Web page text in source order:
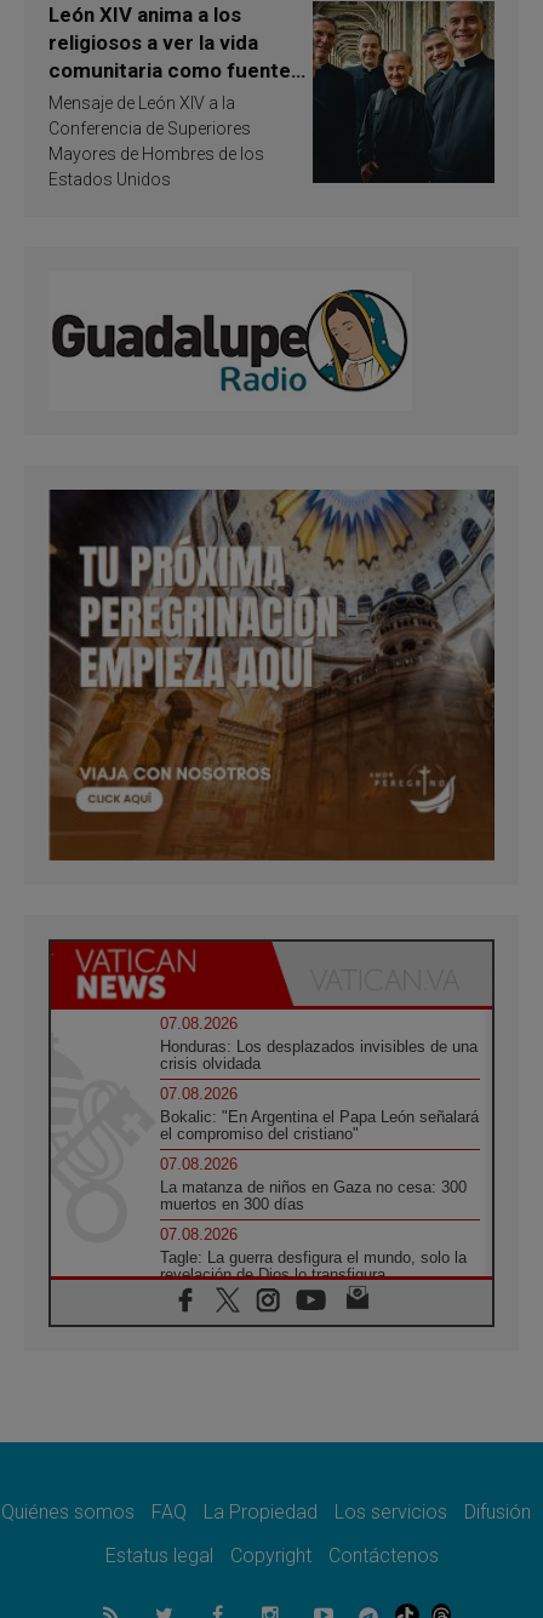
León XIV anima a los
religiosos a ver la vida
comunitaria como fuente
de inspiración y
santificación
Mensaje de León XIV a la
Conferencia de Superiores
Mayores de Hombres de los
Estados Unidos
07.08.2026
Honduras: Los desplazados invisibles de una
crisis olvidada
07.08.2026
Bokalic: "En Argentina el Papa León señalará
el compromiso del cristiano"
07.08.2026
La matanza de niños en Gaza no cesa: 300
muertos en 300 días
07.08.2026
Tagle: La guerra desfigura el mundo, solo la
revelación de Dios lo transfigura
07.08.2026
Presentada la Trienal de Arte de las
espacio público
Lanzan un proyecto de empoderamiento
07.08.2026
Quiénes somos FAQ La Propiedad Los servicios
Difusión
Estatus legal
Copyright Contáctenos